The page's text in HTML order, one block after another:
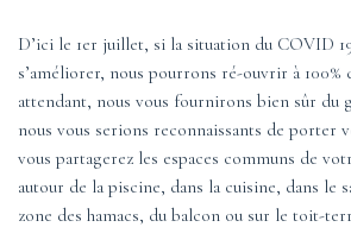
D’ici le 1er juillet, si la situation du COVID
s’améliorer, nous pourrons ré-ouvrir à 100%
attendant, nous vous fournirons bien sûr du
nous vous serions reconnaissants de porter
vous partagerez les espaces communs de
autour de la piscine, dans la cuisine, dans le
zone des hamacs, du balcon ou sur le toit-